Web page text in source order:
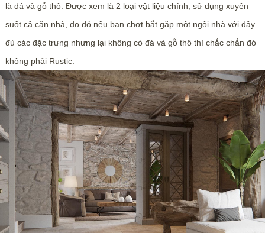
là đá và gỗ thô. Được xem là 2 loại vật liệu chính, sử dụng xuyên
suốt cả căn nhà, do đó nếu bạn chợt bắt gặp một ngôi nhà với đầy
đủ các đặc trưng nhưng lại không có đá và gỗ thô thì chắc chắn đó
không phải Rustic.